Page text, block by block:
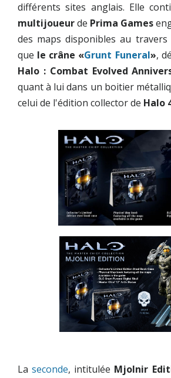
différents sites anglais. Elle
multijoueurde Prima Games
des maps disponibles au
que le crâne «Grunt Funeral»,
Halo : Combat Evolved
quant à lui dans un boitier
celui de l'édition collector de Halo
Laseconde, intitulée Mjolnir